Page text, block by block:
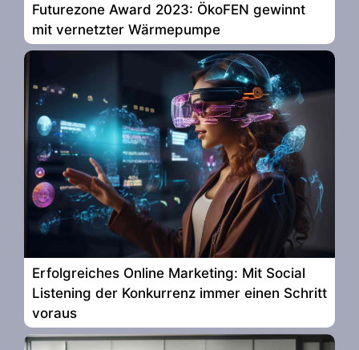
Futurezone Award 2023: ÖkoFEN gewinnt
mit vernetzter Wärmepumpe
Erfolgreiches Online Marketing: Mit Social
Listening der Konkurrenz immer einen Schritt
voraus